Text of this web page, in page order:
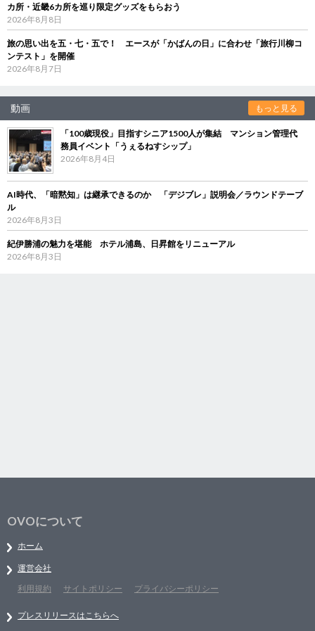
カ所・近畿6カ所を巡り限定グッズをもらおう
2026年8月8日
旅の思い出を五・七・五で！ エースが「かばんの日」に合わせ「旅行川柳コ
ンテスト」を開催
2026年8月7日
動画 もっと見る
「100歳現役」目指すシニア1500人が集結 マンション管理代
務員イベント「うぇるねすシップ」
2026年8月4日
AI時代、「暗黙知」は継承できるのか 「デジブレ」説明会／ラウンドテーブ
ル
2026年8月3日
紀伊勝浦の魅力を堪能 ホテル浦島、日昇館をリニューアル
2026年8月3日
OVOについて
ホーム
運営会社
利用規約
サイトポリシー プライバシーポリシー
プレスリリースはこちらへ